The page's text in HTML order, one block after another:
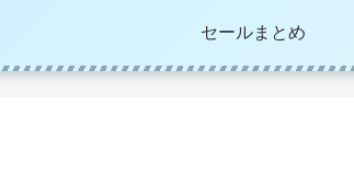
セールまとめ